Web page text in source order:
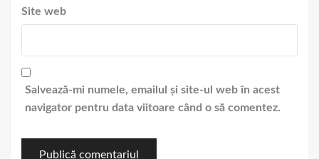
Site web
Salvează-mi numele, emailul și site-ul web în acest
navigator pentru data viitoare când o să comentez.